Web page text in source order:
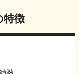
特徴